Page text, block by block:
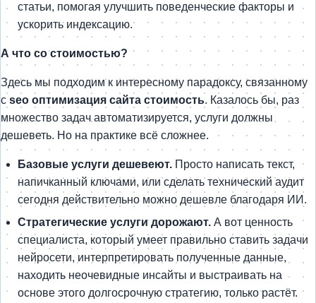
статьи, помогая улучшить поведенческие факторы и
ускорить индексацию.
А что со стоимостью?
Здесь мы подходим к интересному парадоксу, связанному
с seo оптимизация сайта стоимость. Казалось бы, раз
множество задач автоматизируется, услуги должны
дешеветь. Но на практике всё сложнее.
Базовые услуги дешевеют. Просто написать текст,
напичканный ключами, или сделать технический аудит
сегодня действительно можно дешевле благодаря ИИ.
Стратегические услуги дорожают. А вот ценность
специалиста, который умеет правильно ставить задачи
нейросети, интерпретировать полученные данные,
находить неочевидные инсайты и выстраивать на
основе этого долгосрочную стратегию, только растёт.